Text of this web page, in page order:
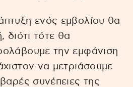
ενός εμβολίου θα
διότι τότε θα
την εμφάνιση
να μετριάσουμε
συνέπειες της